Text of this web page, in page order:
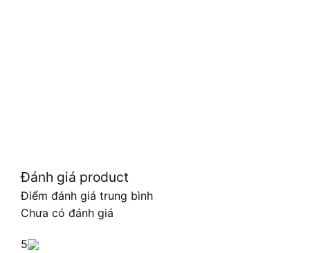
Đánh giá product
Điểm đánh giá trung bình
Chưa có đánh giá
5